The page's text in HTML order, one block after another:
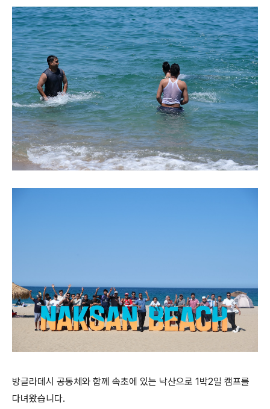
방글라데시 공동체와 함께 속초에 있는 낙산으로 1박2일 캠프를
다녀왔습니다.